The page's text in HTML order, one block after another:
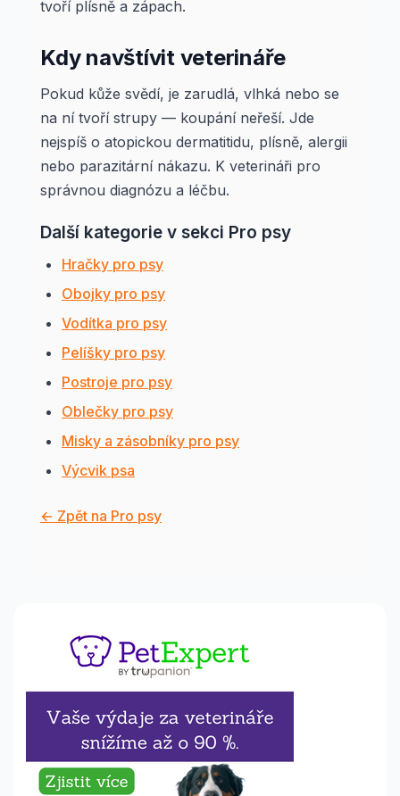
tvoří plísně a zápach.
Kdy navštívit veterináře
Pokud kůže svědí, je zarudlá, vlhká nebo se
na ní tvoří strupy — koupání neřeší. Jde
nejspíš o atopickou dermatitidu, plísně, alergii
nebo parazitární nákazu. K veterináři pro
správnou diagnózu a léčbu.
Další kategorie v sekci Pro psy
Hračky pro psy
Obojky pro psy
Vodítka pro psy
Pelíšky pro psy
Postroje pro psy
Oblečky pro psy
Misky a zásobníky pro psy
Výcvik psa
← Zpět na Pro psy